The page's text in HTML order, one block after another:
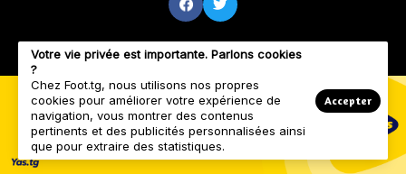
Votre vie privée est importante. Parlons cookies
?
Chez Foot.tg, nous utilisons nos propres
cookies pour améliorer votre expérience de
navigation, vous montrer des contenus
pertinents et des publicités personnalisées ainsi
que pour extraire des statistiques.
Accepter